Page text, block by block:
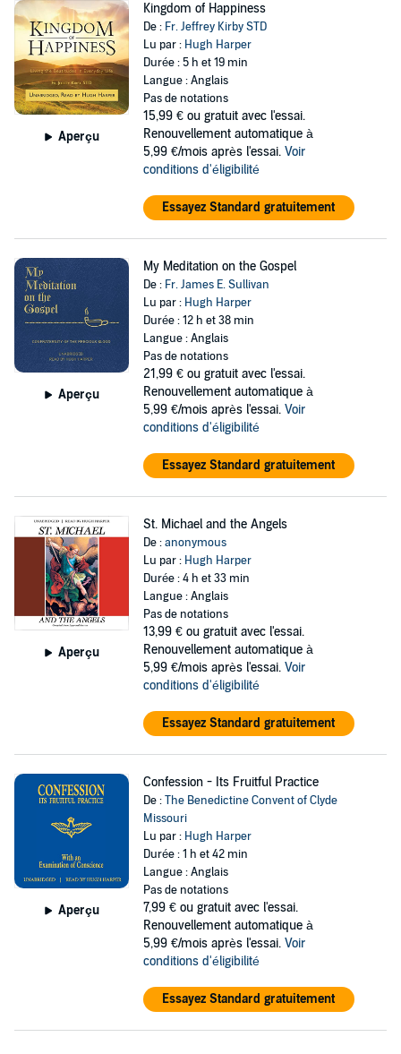
Aperçu
Kingdom of Happiness
De : Fr. Jeffrey Kirby STD
Lu par : Hugh Harper
Durée : 5 h et 19 min
Langue : Anglais
Pas de notations
15,99 € ou gratuit avec l'essai.
Renouvellement automatique à
5,99 €/mois après l'essai. Voir
conditions d'éligibilité
Essayez Standard gratuitement
Aperçu
My Meditation on the Gospel
De : Fr. James E. Sullivan
Lu par : Hugh Harper
Durée : 12 h et 38 min
Langue : Anglais
Pas de notations
21,99 € ou gratuit avec l'essai.
Renouvellement automatique à
5,99 €/mois après l'essai. Voir
conditions d'éligibilité
Essayez Standard gratuitement
Aperçu
St. Michael and the Angels
De :anonymous
Lu par : Hugh Harper
Durée : 4 h et 33 min
Langue : Anglais
Pas de notations
13,99 € ou gratuit avec l'essai.
Renouvellement automatique à
5,99 €/mois après l'essai. Voir
conditions d'éligibilité
Essayez Standard gratuitement
Aperçu
Confession - Its Fruitful Practice
De :The Benedictine Convent of Clyde
Missouri
Lu par : Hugh Harper
Durée : 1 h et 42 min
Langue : Anglais
Pas de notations
7,99 € ou gratuit avec l'essai.
Renouvellement automatique à
5,99 €/mois après l'essai. Voir
conditions d'éligibilité
Essayez Standard gratuitement